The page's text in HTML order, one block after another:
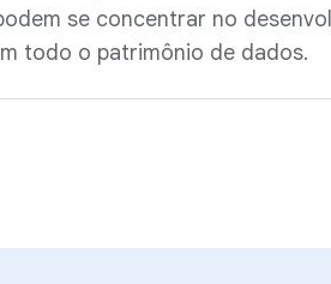
se concentrar no
todo o patrimônio de dados.